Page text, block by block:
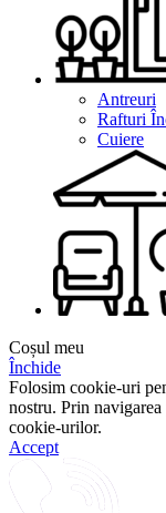
Antreuri
Rafturi
Cuiere
Coșul meu
Închide
Folosim cookie-uri
nostru. Prin navigarea
cookie-urilor.
Accept